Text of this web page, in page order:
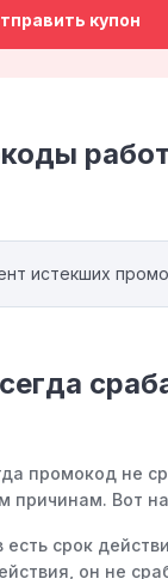
купон
истекших
промокод не
Вот
срок
он не